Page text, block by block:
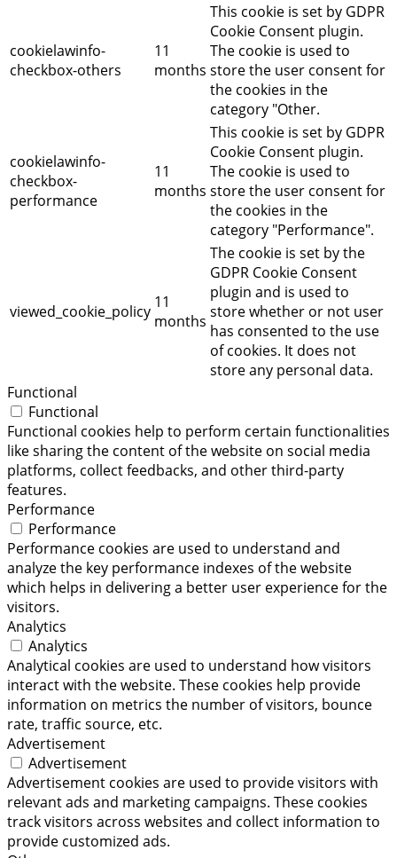
cookielawinfo-
checkbox-others
11
months
This cookie is set by GDPR
Cookie Consent plugin.
The cookie is used to
store the user consent for
the cookies in the
category "Other.
cookielawinfo-
checkbox-
performance
11
months
This cookie is set by GDPR
Cookie Consent plugin.
The cookie is used to
store the user consent for
the cookies in the
category "Performance".
viewed_cookie_policy 11
months
The cookie is set by the
GDPR Cookie Consent
plugin and is used to
store whether or not user
has consented to the use
of cookies. It does not
store any personal data.
Functional
Functional
Functional cookies help to perform certain functionalities
like sharing the content of the website on social media
platforms, collect feedbacks, and other third-party
features.
Performance
Performance
Performance cookies are used to understand and
analyze the key performance indexes of the website
which helps in delivering a better user experience for the
visitors.
Analytics
Analytics
Analytical cookies are used to understand how visitors
interact with the website. These cookies help provide
information on metrics the number of visitors, bounce
rate, traffic source, etc.
Advertisement
Advertisement
Advertisement cookies are used to provide visitors with
relevant ads and marketing campaigns. These cookies
track visitors across websites and collect information to
provide customized ads.